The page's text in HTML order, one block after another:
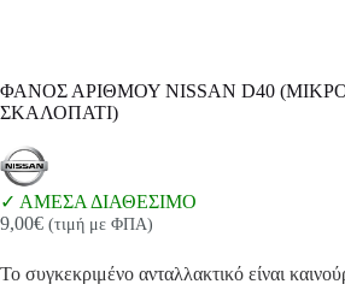
ΦΑΝΟΣ ΑΡΙΘΜΟΥ NISSAN D40
ΣΚΑΛΟΠΑΤΙ)
ΑΜΕΣΑ ΔΙΑΘΕΣΙΜΟ
9,00€ (τιμή με ΦΠΑ)
Το συγκεκριμένο ανταλλακτικό είναι